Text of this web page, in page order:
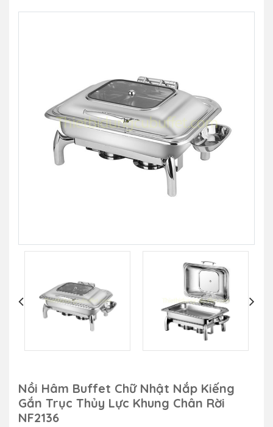
Nồi Hâm Buffet Chữ Nhật Nắp Kiếng
Gắn Trục Thủy Lực Khung Chân Rời
NF2136